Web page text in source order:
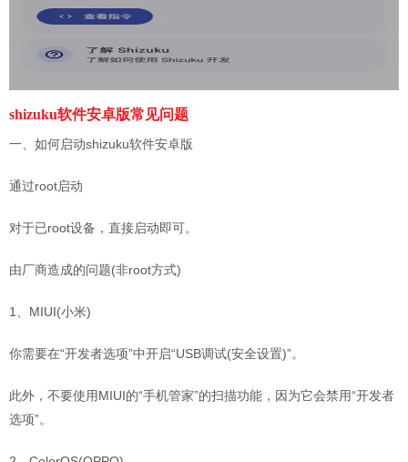
shizuku软件安卓版常见问题
一、如何启动shizuku软件安卓版
通过root启动
对于已root设备，直接启动即可。
由厂商造成的问题(非root方式)
1、MIUI(小米)
你需要在“开发者选项”中开启“USB调试(安全设置)”。
此外，不要使用MIUI的“手机管家”的扫描功能，因为它会禁用“开发者
选项”。